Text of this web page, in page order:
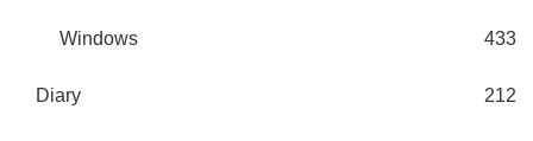
Windows 433
Diary 212